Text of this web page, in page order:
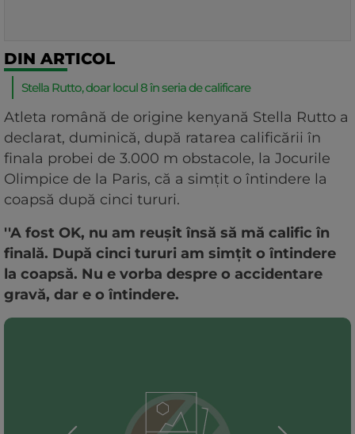
DIN ARTICOL
Stella Rutto, doar locul 8 în seria de calificare
Atleta română de origine kenyană Stella Rutto a
declarat, duminică, după ratarea calificării în
finala probei de 3.000 m obstacole, la Jocurile
Olimpice de la Paris, că a simţit o întindere la
coapsă după cinci tururi.
''A fost OK, nu am reuşit însă să mă calific în
finală. După cinci tururi am simţit o întindere
la coapsă. Nu e vorba despre o accidentare
gravă, dar e o întindere.